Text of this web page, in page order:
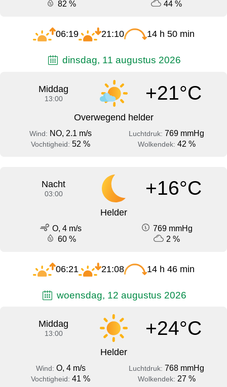
82 %
44 %
06:19 21:10 14 h 50 min
dinsdag, 11 augustus 2026
Middag
13:00 +21°C
Overwegend helder
Wind: NO, 2.1 m/s Luchtdruk: 769 mmHg
Vochtigheid: 52 % Wolkendek: 42 %
Nacht
03:00 +16°C
Helder
O, 4 m/s
769 mmHg
60 %
2 %
06:21 21:08 14 h 46 min
woensdag, 12 augustus 2026
Middag
13:00 +24°C
Helder
Wind: O, 4 m/s Luchtdruk: 768 mmHg
Vochtigheid: 41 % Wolkendek: 27 %